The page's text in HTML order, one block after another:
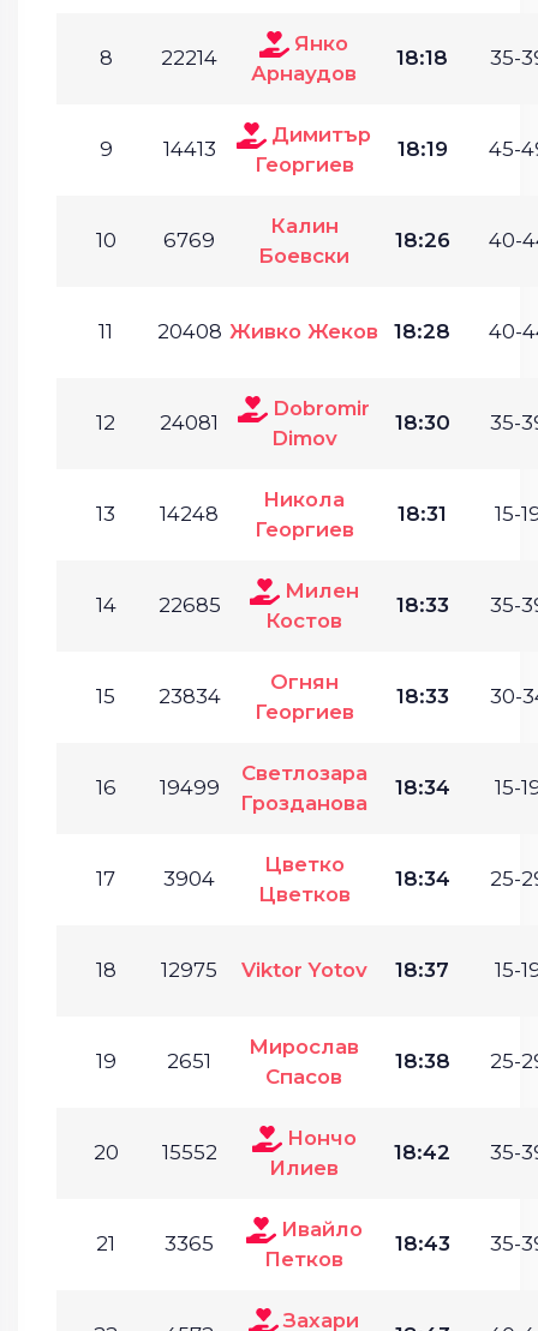
8 22214
Янко
Арнаудов
18:18 35-
9 14413
Димитър
Георгиев
18:19 45-
10 6769
Калин
Боевски
18:26 40-
11 20408 Живко Жеков 18:28 40-
12 24081
Dobromir
Dimov
18:30 35-
13 14248
Никола
Георгиев
18:31 15-
14 22685
Милен
Костов
18:33 35-
15 23834
Огнян
Георгиев
18:33 30-
16 19499
Светлозара
Грозданова
18:34 15-
17 3904
Цветко
Цветков
18:34 25-
18 12975 Viktor Yotov 18:37 15-
19 2651
Мирослав
Спасов
18:38 25-
20 15552
Нончо
Илиев
18:42 35-
21 3365
Ивайло
Петков
18:43 35-
Захари